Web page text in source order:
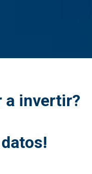
a invertir?